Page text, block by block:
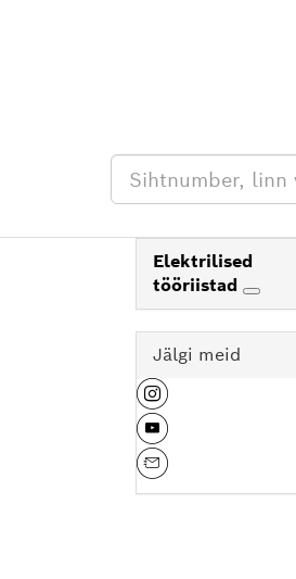
Elektrilised
tööriistad
Jälgi meid